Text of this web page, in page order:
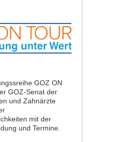
GOZ ON
GOZ-Senat der
und Zahnärzte
mit der
und Termine.